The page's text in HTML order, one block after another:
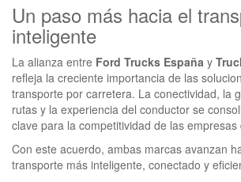
Un paso más hacia el
inteligente
La alianza entre Ford Trucks España y
refleja la creciente importancia de las
transporte por carretera. La conectividad, la
rutas y la experiencia del conductor se
clave para la competitividad de las empresas
Con este acuerdo, ambas marcas avanzan
transporte más inteligente, conectado y